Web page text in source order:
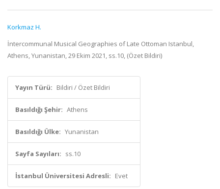
Korkmaz H.
İntercommunal Musical Geographies of Late Ottoman Istanbul,
Athens, Yunanistan, 29 Ekim 2021, ss.10, (Özet Bildiri)
Yayın Türü: Bildiri / Özet Bildiri
Basıldığı Şehir: Athens
Basıldığı Ülke: Yunanistan
Sayfa Sayıları: ss.10
İstanbul Üniversitesi Adresli: Evet